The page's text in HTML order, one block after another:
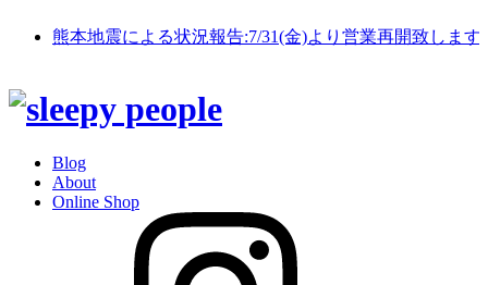
熊本地震による状況報告:7/31(金)より営業再開致します
Blog
About
Online Shop